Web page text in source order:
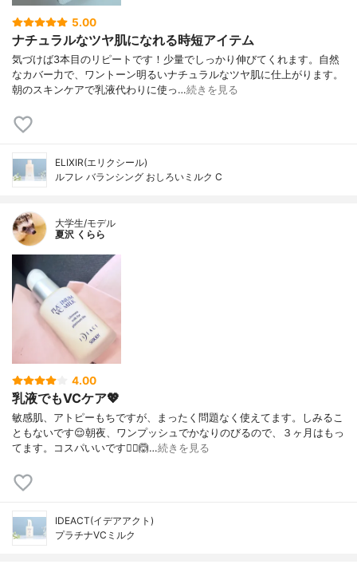
5.00
ナチュラルなツヤ肌になれる時短アイテム
気づけば3本目のリピートです！少量でしっかり伸びてくれます。自然
なカバー力で、ワントーン明るいナチュラルなツヤ肌に仕上がります。
朝のスキンケアで乳液代わりに使っ…続きを見る
ELIXIR(エリクシール)
ルフレ バランシング おしろいミルク C
大学生/モデル
夏沢 くらら
4.00
乳液でもVCケア💖
敏感肌、アトピーもちですが、まったく問題なく使えてます。しみるこ
ともないです😌朝夜、ワンプッシュでかなりのびるので、３ヶ月はもっ
てます。コスパいいです🙆‍♀️🙆…続きを見る
IDEACT(イデアアクト)
プラチナVCミルク